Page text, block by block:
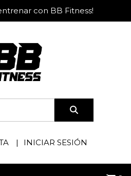
con BB Fitness!
INICIAR SESIÓN